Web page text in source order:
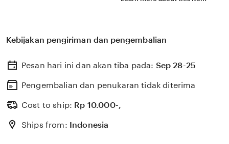
domino komisi downline — penggemar yang gemar
HIGGS DOMINO, dengan event tanpa syarat rumit
Kebijakan pengiriman dan pengembalian
Pesan hari ini dan akan tiba pada: Sep 28-25
Pengembalian dan penukaran tidak diterima
Cost to ship: Rp 10.000-,
Ships from: Indonesia